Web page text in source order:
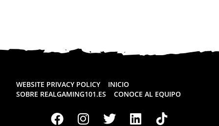
WEBSITE PRIVACY POLICY
INICIO
SOBRE REALGAMING101.ES
CONOCE AL EQUIPO